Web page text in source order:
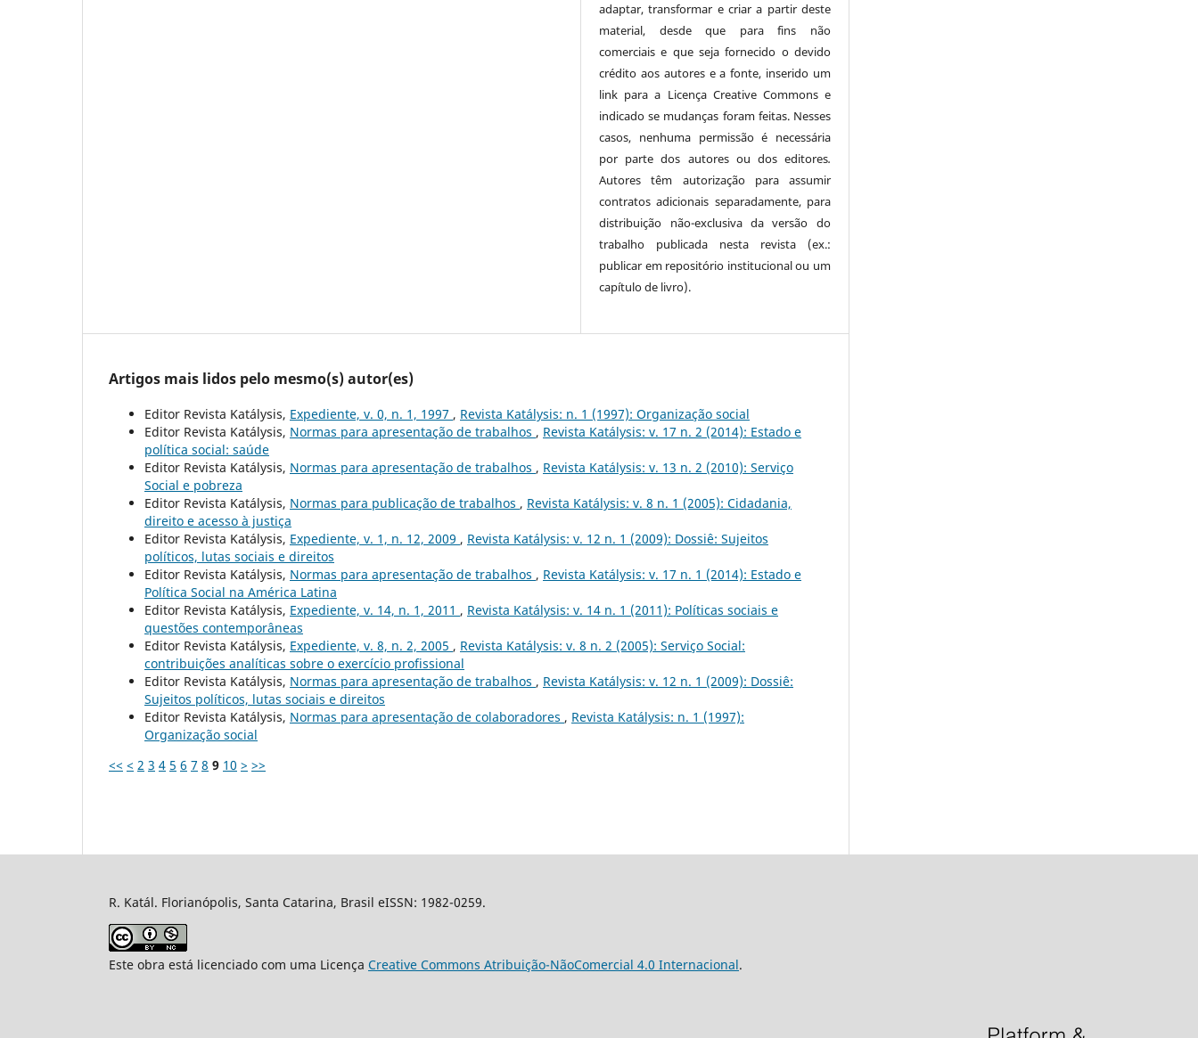
adaptar, transformar e criar a partir deste
material, desde que para fins não
comerciais e que seja fornecido o devido
crédito aos autores e a fonte, inserido um
link para a Licença Creative Commons e
indicado se mudanças foram feitas. Nesses
casos, nenhuma permissão é necessária
por parte dos autores ou dos editores.
Autores têm autorização para assumir
contratos adicionais separadamente, para
distribuição não-exclusiva da versão do
trabalho publicada nesta revista (ex.:
publicar em repositório institucional ou um
capítulo de livro).
Artigos mais lidos pelo mesmo(s) autor(es)
Editor Revista Katálysis, Expediente, v. 0, n. 1, 1997 , Revista Katálysis: n. 1 (1997): Organização social
Editor Revista Katálysis, Normas para apresentação de trabalhos , Revista Katálysis: v. 17 n. 2 (2014): Estado e
política social: saúde
Editor Revista Katálysis, Normas para apresentação de trabalhos , Revista Katálysis: v. 13 n. 2 (2010): Serviço
Social e pobreza
Editor Revista Katálysis, Normas para publicação de trabalhos , Revista Katálysis: v. 8 n. 1 (2005): Cidadania,
direito e acesso à justiça
Editor Revista Katálysis, Expediente, v. 1, n. 12, 2009 , Revista Katálysis: v. 12 n. 1 (2009): Dossiê: Sujeitos
políticos, lutas sociais e direitos
Editor Revista Katálysis, Normas para apresentação de trabalhos , Revista Katálysis: v. 17 n. 1 (2014): Estado e
Política Social na América Latina
Editor Revista Katálysis, Expediente, v. 14, n. 1, 2011 , Revista Katálysis: v. 14 n. 1 (2011): Políticas sociais e
questões contemporâneas
Editor Revista Katálysis, Expediente, v. 8, n. 2, 2005 , Revista Katálysis: v. 8 n. 2 (2005): Serviço Social:
contribuições analíticas sobre o exercício profissional
Editor Revista Katálysis, Normas para apresentação de trabalhos , Revista Katálysis: v. 12 n. 1 (2009): Dossiê:
Sujeitos políticos, lutas sociais e direitos
Editor Revista Katálysis, Normas para apresentação de colaboradores , Revista Katálysis: n. 1 (1997):
Organização social
<< < 2 3 4 5 6 7 8 9 10 > >>
R. Katál. Florianópolis, Santa Catarina, Brasil eISSN: 1982-0259.
Este obra está licenciado com uma Licença Creative Commons Atribuição-NãoComercial 4.0 Internacional.